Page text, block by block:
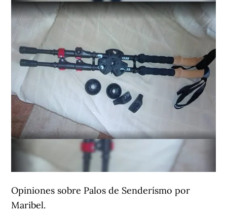
Opiniones sobre Palos de Senderísmo por
Maribel.